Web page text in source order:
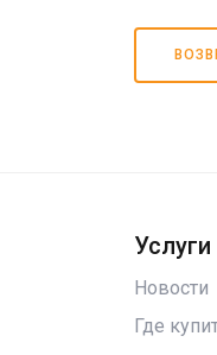
Новости
Где